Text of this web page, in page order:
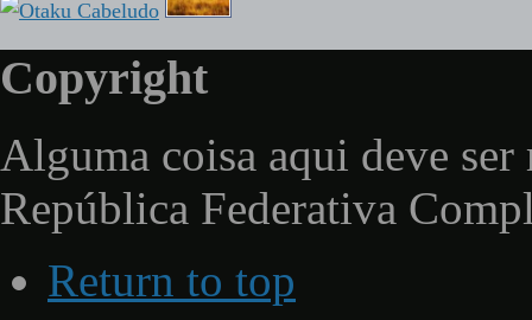
Copyright
Alguma coisa aqui deve ser
República Federativa
Return to top